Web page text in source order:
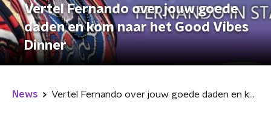
Vertel Fernando over jouw goede
daden en kom naar het Good Vibes
Dinner
News Vertel Fernando over jouw goede daden en kom naar het Good Vibes Dinner